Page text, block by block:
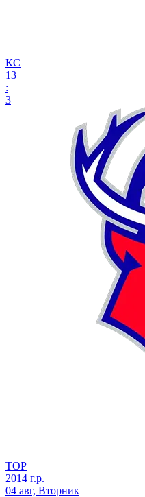
КС
13
:
3
ТОР
2014 г.р.
04 авг, Вторник